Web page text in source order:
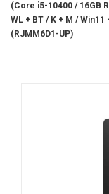
(Core i5-10400 / 16GB
WL + BT / K + M /
(RJMM6D1-UP)